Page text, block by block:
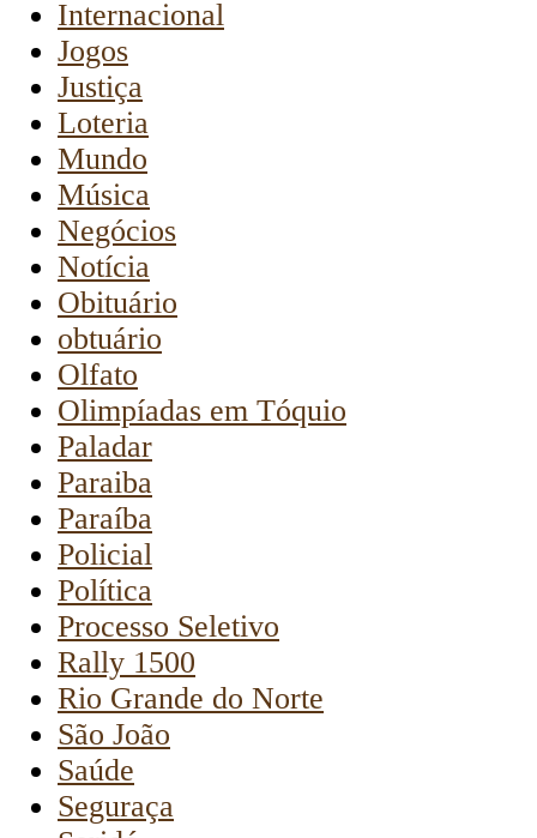
Internacional
Jogos
Justiça
Loteria
Mundo
Música
Negócios
Notícia
Obituário
obtuário
Olfato
Olimpíadas em Tóquio
Paladar
Paraiba
Paraíba
Policial
Política
Processo Seletivo
Rally 1500
Rio Grande do Norte
São João
Saúde
Seguraça